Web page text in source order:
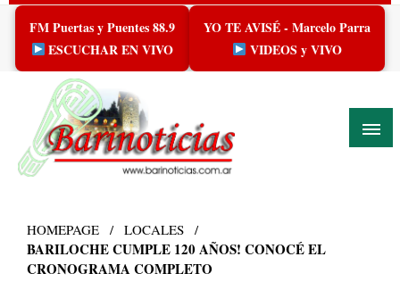
Skip
content
FM Puertas y Puentes 88.9
ESCUCHAR EN VIVO
YO TE AVISÉ - Marcelo Parra
VIDEOS y VIVO
HOMEPAGE LOCALES
BARILOCHE CUMPLE 120 AÑOS! CONOCÉ EL
CRONOGRAMA COMPLETO